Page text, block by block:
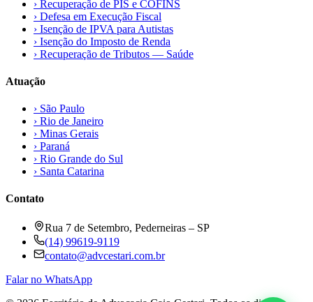
› Recuperação de PIS e COFINS
› Defesa em Execução Fiscal
› Isenção de IPVA para Autistas
› Isenção do Imposto de Renda
› Recuperação de Tributos — Saúde
Atuação
› São Paulo
› Rio de Janeiro
› Minas Gerais
› Paraná
› Rio Grande do Sul
› Santa Catarina
Contato
Rua 7 de Setembro, Pederneiras – SP
(14) 99619-9119
contato@advcestari.com.br
Falar no WhatsApp